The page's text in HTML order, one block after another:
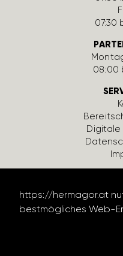
https://​hermagor.at
best­mög­li­ches Web-
07:30
08:00
Digi­tale